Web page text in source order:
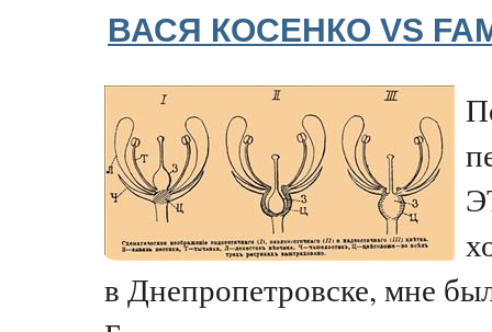
ВАСЯ КОСЕНКО VS
в Днепропетровске, мне